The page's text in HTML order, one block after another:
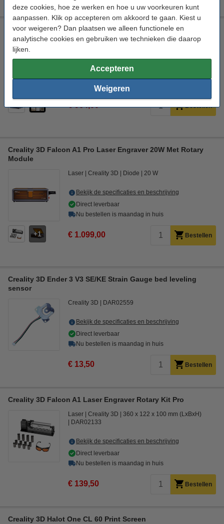
deze cookies, hoe ze werken en hoe u uw voorkeuren kunt
aanpassen. Klik op accepteren om akkoord te gaan. Kiest u
voor weigeren? Dan plaatsen we alleen functionele en
analytische cookies en gebruiken we technieken die daarop
lijken.
Accepteren
Weigeren
Creality 3D Falcon A1 Pro Laser Engraver 20W
Creality 3D
Direct leverbaar
Nu bestellen is maandag in huis
€ 964,00 Bestellen
Creality 3D Falcon A1 Pro Laser Engraver 20W Met Rotary
Module
1
Laser Creality 3D Diode 20 W
Bekijk de specificaties en beschrijving
Direct leverbaar
Nu bestellen is maandag in huis
€ 1.099,00 Bestellen
Creality 3D Ender 3 V3 SE/KE Strain Gauge bed leveling
sensor
Creality 3D DAR02559
Bekijk de specificaties en beschrijving
Direct leverbaar
Nu bestellen is maandag in huis
€ 13,50 Bestellen
Creality 3D Falcon A1 Laser Engraver Rotary Kit Pro
Laser Creality 3D
360 x 122 x 100 mm (LxBxH)
DAR02133
Bekijk de specificaties en beschrijving
Direct leverbaar
Nu bestellen is maandag in huis
€ 139,50 Bestellen
Creality 3D Halot One CL 60 Print Screen